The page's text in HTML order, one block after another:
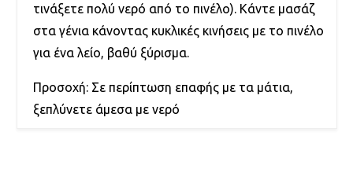
τινάξετε πολύ νερό από το πινέλο). Κάντε μασάζ
στα γένια κάνοντας κυκλικές κινήσεις με το πινέλο
για ένα λείο, βαθύ ξύρισμα.
Προσοχή: Σε περίπτωση επαφής με τα μάτια,
ξεπλύνετε άμεσα με νερό